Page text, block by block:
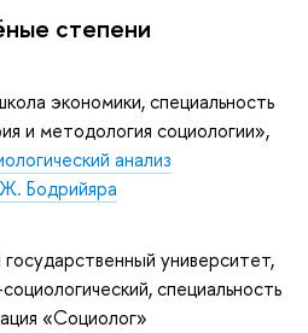
степени
экономики, специальность
и методология социологии»,
анализ
Бодрийяра
университет,
специальность
«Социолог»